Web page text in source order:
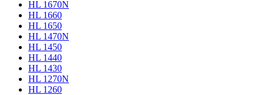
HL 1670N
HL 1660
HL 1650
HL 1470N
HL 1450
HL 1440
HL 1430
HL 1270N
HL 1260